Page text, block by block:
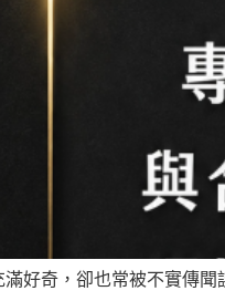
好奇，卻也常被不實傳